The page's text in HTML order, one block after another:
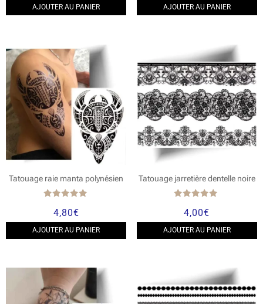
AJOUTER AU PANIER AJOUTER AU PANIER
Tatouage raie manta polynésien
5.00
sur 5
4,80€
AJOUTER AU PANIER
Tatouage jarretière dentelle noire
5.00
sur 5
4,00€
AJOUTER AU PANIER